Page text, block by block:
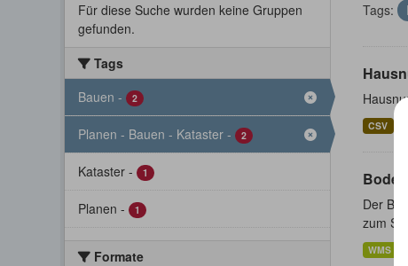
Für diese Suche wurden keine Gruppen
gefunden.
Tags
Bauen - 2
Planen - Bauen - Kataster - 2
Kataster - 1
Planen - 1
Formate
Tags:
CSV
Der
zum
WMS